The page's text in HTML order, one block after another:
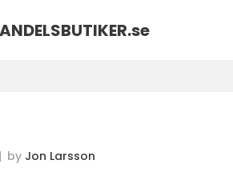
se
by Jon Larsson